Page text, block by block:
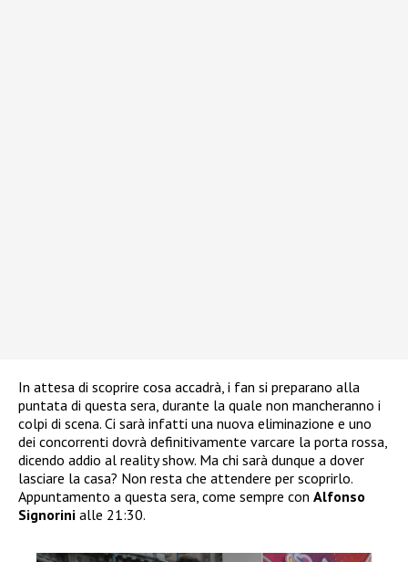
In attesa di scoprire cosa accadrà, i fan si preparano alla
puntata di questa sera, durante la quale non mancheranno i
colpi di scena. Ci sarà infatti una nuova eliminazione e uno
dei concorrenti dovrà definitivamente varcare la porta rossa,
dicendo addio al reality show. Ma chi sarà dunque a dover
lasciare la casa? Non resta che attendere per scoprirlo.
Appuntamento a questa sera, come sempre con Alfonso
Signorini alle 21:30.